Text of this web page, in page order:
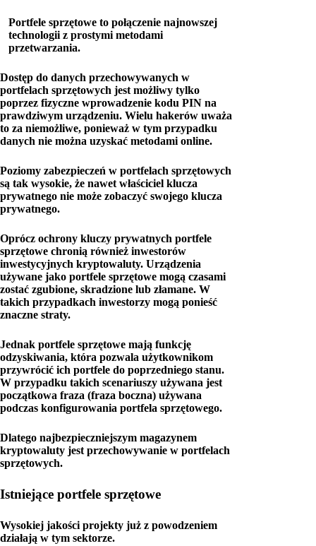
Portfele sprzętowe to połączenie najnowszej
technologii z prostymi metodami
przetwarzania.
Dostęp do danych przechowywanych w
portfelach sprzętowych jest możliwy tylko
poprzez fizyczne wprowadzenie kodu PIN na
prawdziwym urządzeniu. Wielu hakerów uważa
to za niemożliwe, ponieważ w tym przypadku
danych nie można uzyskać metodami online.
Poziomy zabezpieczeń w portfelach sprzętowych
są tak wysokie, że nawet właściciel klucza
prywatnego nie może zobaczyć swojego klucza
prywatnego.
Oprócz ochrony kluczy prywatnych portfele
sprzętowe chronią również inwestorów
inwestycyjnych kryptowaluty. Urządzenia
używane jako portfele sprzętowe mogą czasami
zostać zgubione, skradzione lub złamane. W
takich przypadkach inwestorzy mogą ponieść
znaczne straty.
Jednak portfele sprzętowe mają funkcję
odzyskiwania, która pozwala użytkownikom
przywrócić ich portfele do poprzedniego stanu.
W przypadku takich scenariuszy używana jest
początkowa fraza (fraza boczna) używana
podczas konfigurowania portfela sprzętowego.
Dlatego najbezpieczniejszym magazynem
kryptowaluty jest przechowywanie w portfelach
sprzętowych.
Istniejące portfele sprzętowe
Wysokiej jakości projekty już z powodzeniem
działają w tym sektorze.